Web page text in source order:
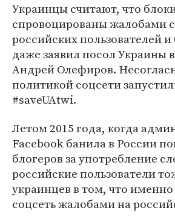
Украинцы считают, что
спровоцированы жалобами
российских пользователей
даже заявил посол Украины
Андрей Олефиров.
политикой соцсети
#saveUAtwi.
Летом 2015 года, когда
Facebook банила в России
блогеров за употребление
российские пользователи
украинцев в том, что
соцсеть жалобами на